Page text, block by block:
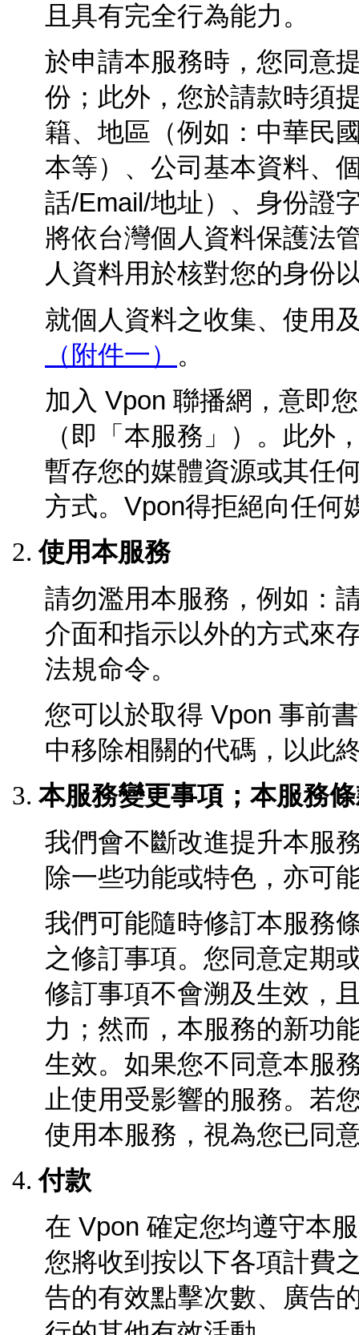
且具有完全行為能力。
於申請本服務時，您同意
份；此外，您於請款時須
籍、地區
（例如：中華民
本等）、公司基本資料、
話/Email/地址）、身份證
將依台灣個人資料保護法
人資料用於核對您的身份
就個人資料之收集、使用
（附件一） 。
加入 Vpon 聯播網，意即
（即「本服務」）。此外
暫存您的媒體資源或其任
方式。Vpon得拒絕向任何
使用本服務
請勿濫用本服務，例如：
介面和指示以外的方式來
法規命令。
您可以於取得 Vpon 事前
中移除相關的代碼，以此
本服務變更事項；本服務
我們會不斷改進提升本服
除一些功能或特色，亦可
我們可能隨時修訂本服務
之修訂事項。您同意定期
修訂事項不會溯及生效，
力；然而，本服務的新功
生效。如果您不同意本服
止使用受影響的服務。若
使用本服務，視為您已同
付款
在 Vpon 確定您均遵守本
您將收到按以下各項計費
告的有效點擊次數、廣告